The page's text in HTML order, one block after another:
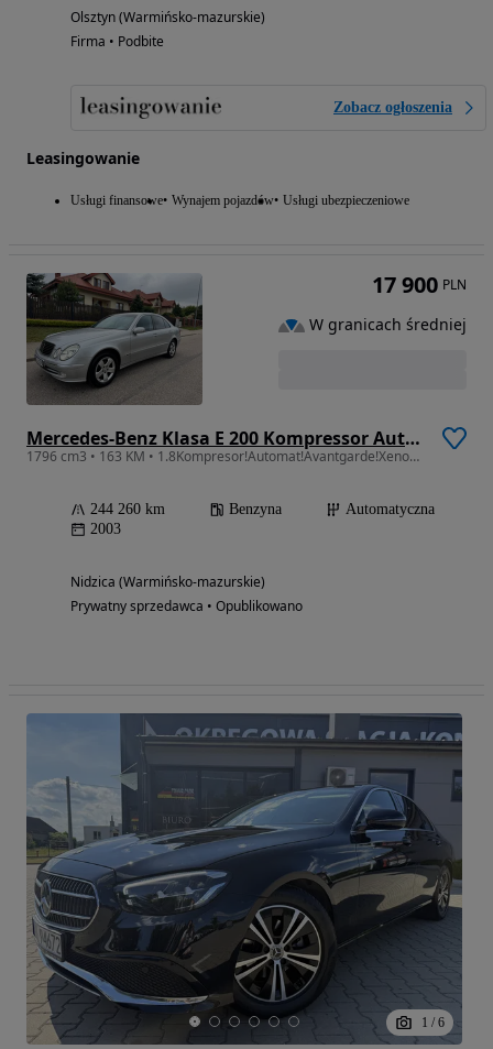
Olsztyn (Warmińsko-mazurskie)
Firma • Podbite
Zobacz ogłoszenia
Leasingowanie
Usługi finansowe Wynajem pojazdów Usługi ubezpieczeniowe
Mercedes-Benz Klasa E 200 Kompressor Automatik Avantgarde Sport Edition
1796 cm3 • 163 KM • 1.8Kompresor!Automat!Avantgarde!Xenon!Navi!Skóry!Full Opcja!Zadbany!!
244 260 km Benzyna
Automatyczna
2003
Nidzica (Warmińsko-mazurskie)
Prywatny sprzedawca • Opublikowano
17 900 PLN
W granicach średniej
1 / 6